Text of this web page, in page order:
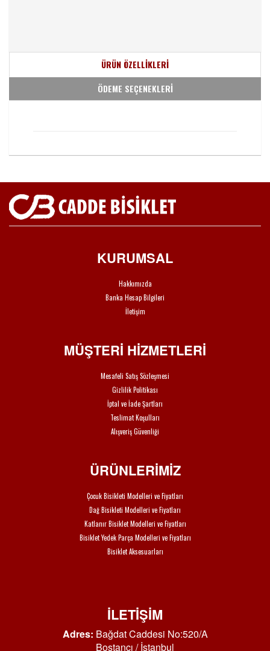
ÜRÜN ÖZELLİKLERİ
ÖDEME SEÇENEKLERİ
KURUMSAL
Hakkımızda
Banka Hesap Bilgileri
İletişim
MÜŞTERİ HİZMETLERİ
Mesafeli Satış Sözleşmesi
Gizlilik Politikası
İptal ve İade Şartları
Teslimat Koşulları
Alışveriş Güvenliği
ÜRÜNLERİMİZ
Çocuk Bisikleti Modelleri ve Fiyatları
Dağ Bisikleti Modelleri ve Fiyatları
Katlanır Bisiklet Modelleri ve Fiyatları
Bisiklet Yedek Parça Modelleri ve Fiyatları
Bisiklet Aksesuarları
İLETİŞİM
Adres: Bağdat Caddesi No:520/A
Bostancı / İstanbul